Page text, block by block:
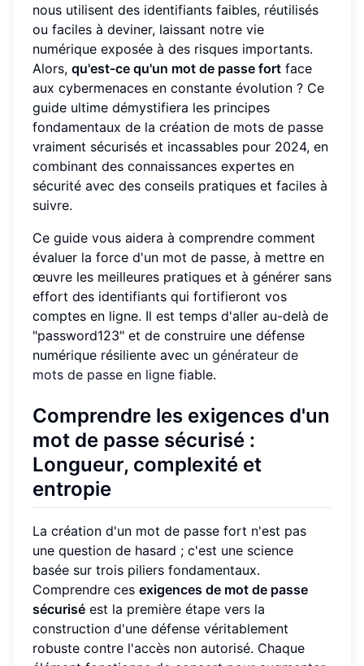
nous utilisent des identifiants faibles, réutilisés
ou faciles à deviner, laissant notre vie
numérique exposée à des risques importants.
Alors, qu'est-ce qu'un mot de passe fort face
aux cybermenaces en constante évolution ? Ce
guide ultime démystifiera les principes
fondamentaux de la création de mots de passe
vraiment sécurisés et incassables pour 2024, en
combinant des connaissances expertes en
sécurité avec des conseils pratiques et faciles à
suivre.
Ce guide vous aidera à comprendre comment
évaluer la force d'un mot de passe, à mettre en
œuvre les meilleures pratiques et à générer sans
effort des identifiants qui fortifieront vos
comptes en ligne. Il est temps d'aller au-delà de
"password123" et de construire une défense
numérique résiliente avec un générateur de
mots de passe en ligne fiable.
Comprendre les exigences d'un
mot de passe sécurisé :
Longueur, complexité et
entropie
La création d'un mot de passe fort n'est pas
une question de hasard ; c'est une science
basée sur trois piliers fondamentaux.
Comprendre ces exigences de mot de passe
sécurisé est la première étape vers la
construction d'une défense véritablement
robuste contre l'accès non autorisé. Chaque